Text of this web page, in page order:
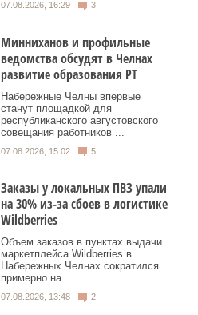
07.08.2026, 16:29 3
Минниханов и профильные
ведомства обсудят в Челнах
развитие образования РТ
Набережные Челны впервые
станут площадкой для
республиканского августовского
совещания работников ...
07.08.2026, 15:02 5
Заказы у локальных ПВЗ упали
на 30% из-за сбоев в логистике
Wildberries
Объем заказов в пунктах выдачи
маркетплейса Wildberries в
Набережных Челнах сократился
примерно на ...
07.08.2026, 13:48 2